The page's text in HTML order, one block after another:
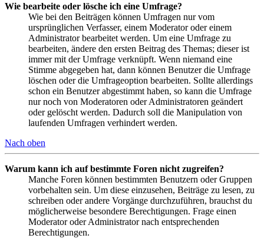
Wie bearbeite oder lösche ich eine Umfrage?
Wie bei den Beiträgen können Umfragen nur vom
ursprünglichen Verfasser, einem Moderator oder einem
Administrator bearbeitet werden. Um eine Umfrage zu
bearbeiten, ändere den ersten Beitrag des Themas; dieser ist
immer mit der Umfrage verknüpft. Wenn niemand eine
Stimme abgegeben hat, dann können Benutzer die Umfrage
löschen oder die Umfrageoption bearbeiten. Sollte allerdings
schon ein Benutzer abgestimmt haben, so kann die Umfrage
nur noch von Moderatoren oder Administratoren geändert
oder gelöscht werden. Dadurch soll die Manipulation von
laufenden Umfragen verhindert werden.
Nach oben
Warum kann ich auf bestimmte Foren nicht zugreifen?
Manche Foren können bestimmten Benutzern oder Gruppen
vorbehalten sein. Um diese einzusehen, Beiträge zu lesen, zu
schreiben oder andere Vorgänge durchzuführen, brauchst du
möglicherweise besondere Berechtigungen. Frage einen
Moderator oder Administrator nach entsprechenden
Berechtigungen.